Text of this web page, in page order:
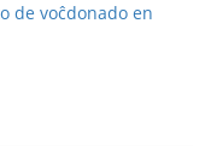
de voĉdonado en